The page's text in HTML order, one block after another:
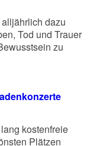
alljährlich dazu
Tod und Trauer
zu
kostenfreie
Plätzen